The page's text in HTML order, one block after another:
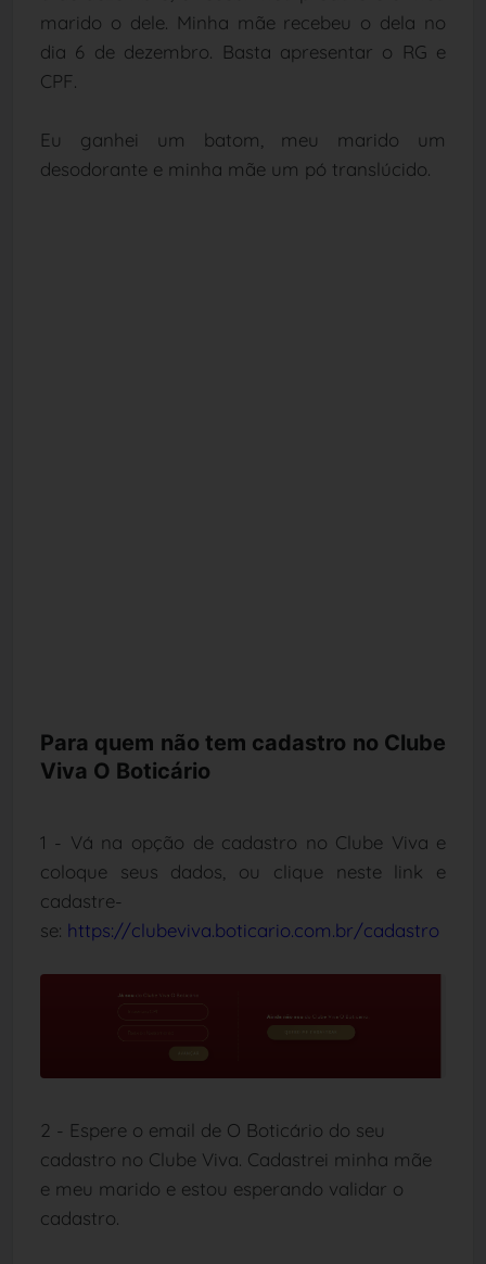
marido o dele. Minha mãe recebeu o dela no
dia 6 de dezembro. Basta apresentar o RG e
CPF.
Eu ganhei um batom, meu marido um
desodorante e minha mãe um pó translúcido.
Para quem não tem cadastro no Clube
Viva O Boticário
1 - Vá na opção de cadastro no Clube Viva e
coloque seus dados, ou clique neste link e
cadastre-
se: https://clubeviva.boticario.com.br/cadastro
2 - Espere o email de O Boticário do seu
cadastro no Clube Viva. Cadastrei minha mãe
e meu marido e estou esperando validar o
cadastro.